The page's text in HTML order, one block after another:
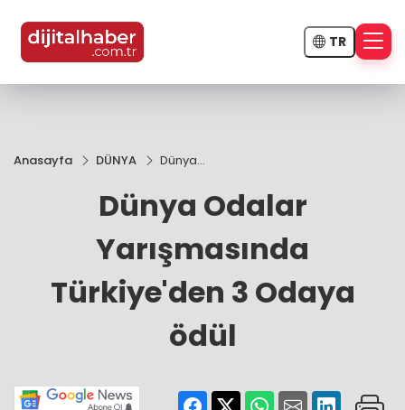
TR
Anasayfa DÜNYA
Dünya
Yarışmasında
Türkiye'den 3
Dünya Odalar
Yarışmasında
Türkiye'den 3 Odaya
ödül